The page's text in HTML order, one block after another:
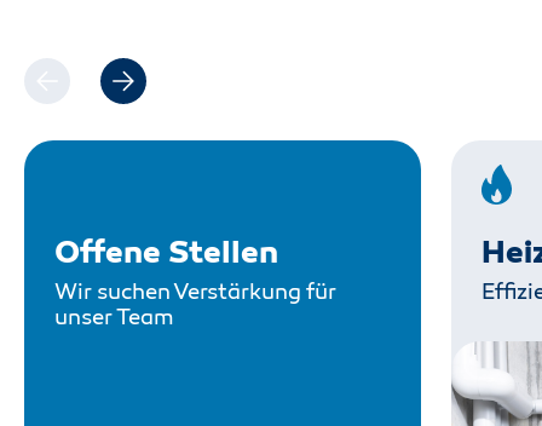
Offene Stellen
Wir suchen Verstärkung für
unser Team